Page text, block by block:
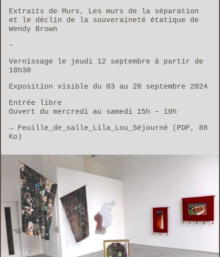
Extraits de Murs, Les murs de la séparation
et le déclin de la souveraineté étatique de
Wendy Brown
–
Vernissage le jeudi 12 septembre à partir de
18h30
Exposition visible du 03 au 28 septembre 2024
Entrée libre
Ouvert du mercredi au samedi 15h – 19h
Feuille_de_salle_Lila_Lou_Séjourné ( PDF, 88
Ko)